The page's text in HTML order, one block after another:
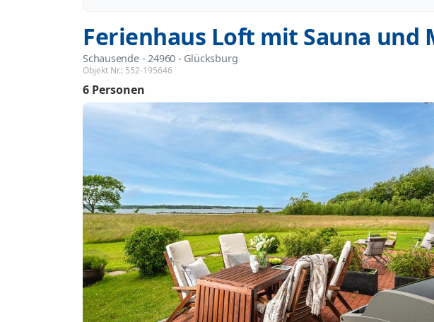
Ferienhaus Loft mit Sauna und
Schausende - 24960 - Glücksburg
Objekt Nr.: 552-195646
6 Personen